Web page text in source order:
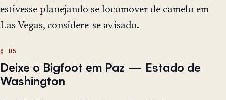
estivesse planejando se locomover de camelo em
Las Vegas, considere-se avisado.
Deixe o Bigfoot em Paz — Estado de
Washington